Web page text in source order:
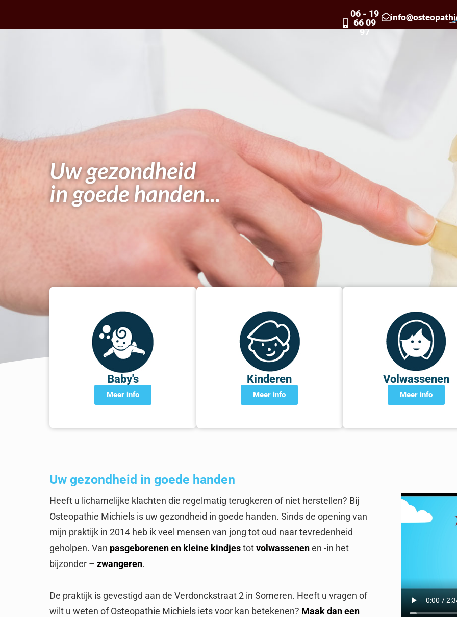
06 - 19
66 09
97
Uw gezondheid
in goede handen...
Baby's
Meer info
Kinderen
Meer info
Volwassenen
Meer info
Uw gezondheid in goede handen
Heeft u lichamelijke klachten die regelmatig terugkeren of niet herstellen? Bij
Osteopathie Michiels is uw gezondheid in goede handen. Sinds de opening van
mijn praktijk in 2014 heb ik veel mensen van jong tot oud naar tevredenheid
geholpen. Van pasgeborenen en kleine kindjestotvolwassenenen -in het
bijzonder – zwangeren.
De praktijk is gevestigd aan de Verdonckstraat 2 in Someren. Heeft u vragen of
wilt u weten of Osteopathie Michiels iets voor kan betekenen? Maak dan een